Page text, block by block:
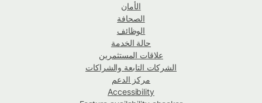
الأمان
الصحافة
الوظائف
حالة الخدمة
علاقات المستثمرين
الشركات التابعة والشراكات
مركز الدعم
Accessibility